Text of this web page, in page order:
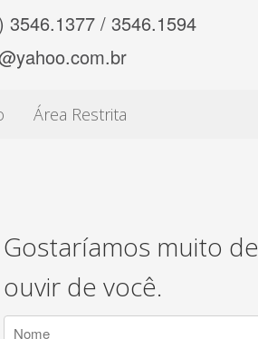
3546.1377 / 3546.1594
Área Restrita
Gostaríamos muito de
ouvir de você.